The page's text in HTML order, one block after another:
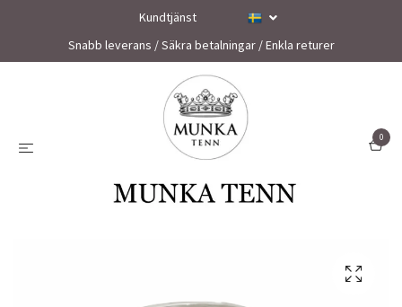
Kundtjänst
Snabb leverans / Säkra betalningar / Enkla returer
0